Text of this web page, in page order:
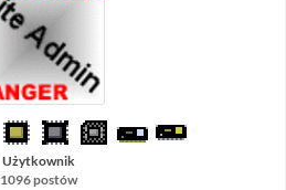
Użytkownik
1096 postów